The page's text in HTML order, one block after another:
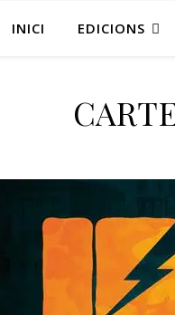
INICI EDICIONS